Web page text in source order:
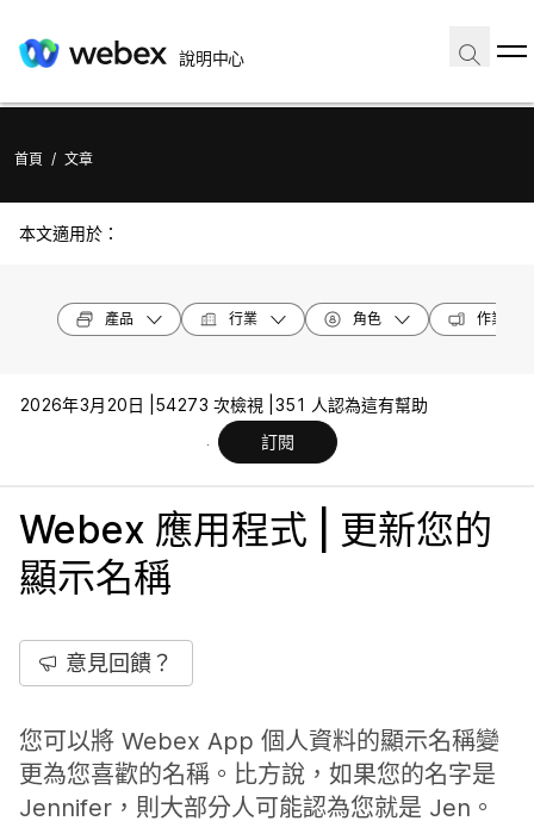
說明中心
首頁 / 文章
本文適用於：
產品 行業 角色 作業系統
2026年3月20日 | 54273 次檢視 | 351 人認為這有幫助
訂閱
Webex 應用程式 | 更新您的
顯示名稱
意見回饋？
您可以將 Webex App 個人資料的顯示名稱變
更為您喜歡的名稱。比方說，如果您的名字是
Jennifer，則大部分人可能認為您就是 Jen。